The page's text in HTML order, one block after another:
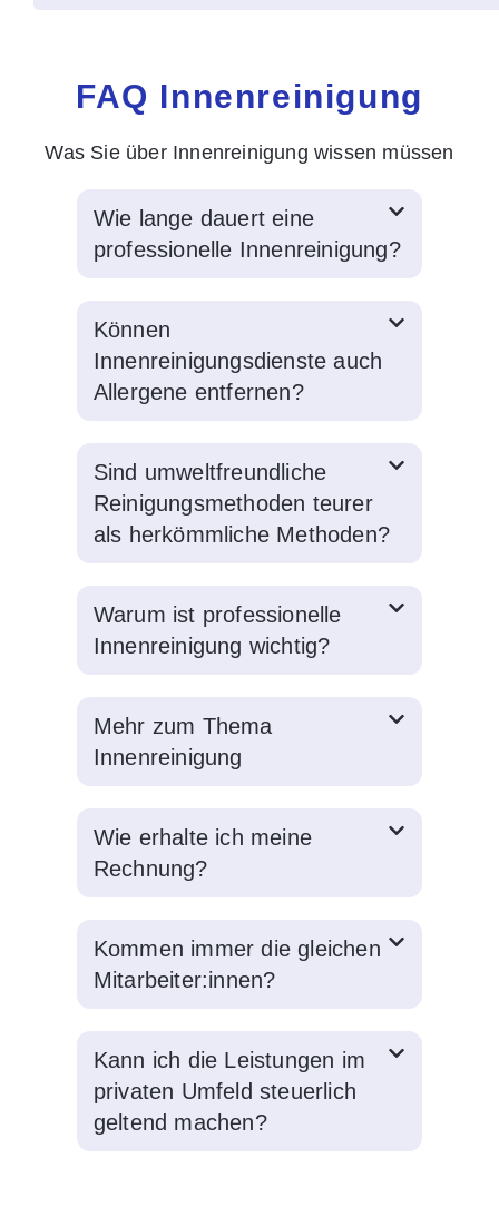
FAQ Innenreinigung
Was Sie über Innenreinigung wissen müssen
Wie lange dauert eine
professionelle Innenreinigung?
Können
Innenreinigungsdienste auch
Allergene entfernen?
Sind umweltfreundliche
Reinigungsmethoden teurer
als herkömmliche Methoden?
Warum ist professionelle
Innenreinigung wichtig?
Mehr zum Thema
Innenreinigung
Wie erhalte ich meine
Rechnung?
Kommen immer die gleichen
Mitarbeiter:innen?
Kann ich die Leistungen im
privaten Umfeld steuerlich
geltend machen?